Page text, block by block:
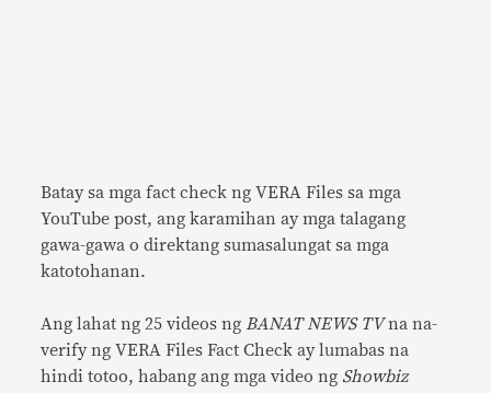
Batay sa mga fact check ng VERA Files sa mga
YouTube post, ang karamihan ay mga talagang
gawa-gawa o direktang sumasalungat sa mga
katotohanan.
Ang lahat ng 25 videos ng BANAT NEWS TVna na-
verify ng VERA Files Fact Check ay lumabas na
hindi totoo, habang ang mga video ng Showbiz